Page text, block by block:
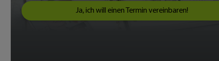
Ja, ich will einen Termin vereinbaren!